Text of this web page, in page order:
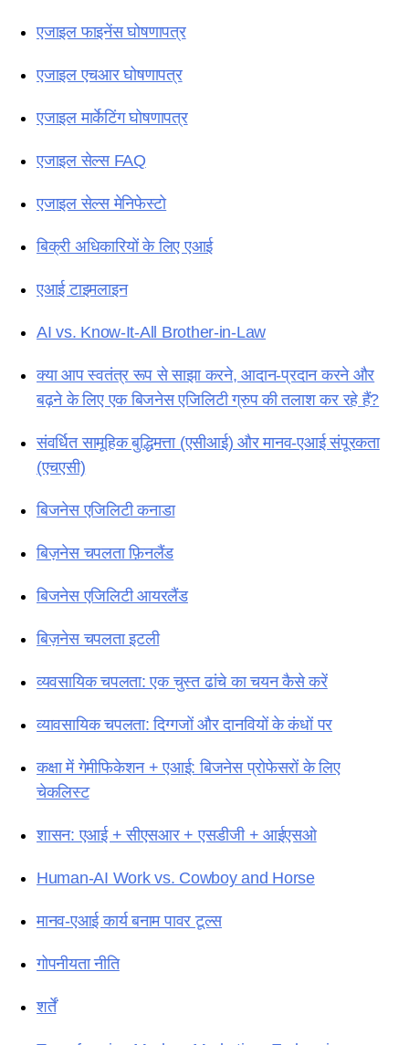
एजाइल फाइनेंस घोषणापत्र
एजाइल एचआर घोषणापत्र
एजाइल मार्केटिंग घोषणापत्र
एजाइल सेल्स FAQ
एजाइल सेल्स मेनिफेस्टो
बिक्री अधिकारियों के लिए एआई
एआई टाइमलाइन
AI vs. Know-It-All Brother-in-Law
क्या आप स्वतंत्र रूप से साझा करने, आदान-प्रदान करने और
बढ़ने के लिए एक बिजनेस एजिलिटी ग्रुप की तलाश कर रहे हैं?
संवर्धित सामूहिक बुद्धिमत्ता (एसीआई) और मानव-एआई संपूरकता
(एचएसी)
बिजनेस एजिलिटी कनाडा
बिज़नेस चपलता फ़िनलैंड
बिजनेस एजिलिटी आयरलैंड
बिज़नेस चपलता इटली
व्यवसायिक चपलता: एक चुस्त ढांचे का चयन कैसे करें
व्यावसायिक चपलता: दिग्गजों और दानवियों के कंधों पर
कक्षा में गेमीफिकेशन + एआई: बिजनेस प्रोफेसरों के लिए
चेकलिस्ट
शासन: एआई + सीएसआर + एसडीजी + आईएसओ
Human-AI Work vs. Cowboy and Horse
मानव-एआई कार्य बनाम पावर टूल्स
गोपनीयता नीति
शर्तें